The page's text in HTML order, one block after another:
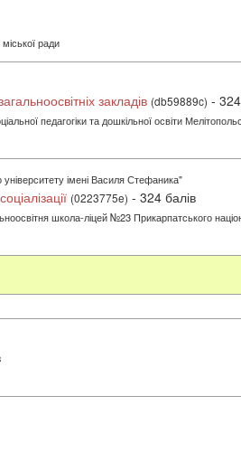
ради
закладів (db59889c) -
педагогіки та дошкільної освіти
імені Василя Стефаника"
(0223775e) - 324 балів
школа-ліцей №23 Прикарпатського